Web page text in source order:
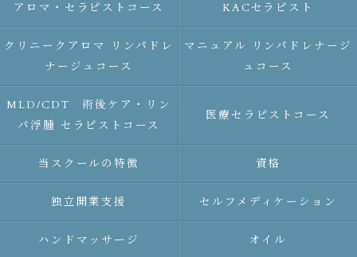
アロマ・セラピストコース KACセラピスト
クリニークアロマ リンパドレ
ナージュコース
マニュアル リンパドレナージ
ュコース
MLD/CDT 術後ケア・リン
パ浮腫 セラピストコース
医療セラピストコース
当スクールの特徴 資格
独立開業支援 セルフメディケーション
ハンドマッサージ オイル